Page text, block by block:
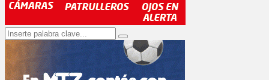
Search
for:
Search